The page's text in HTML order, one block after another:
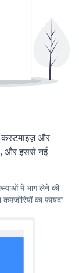
और
और इससे नई
में भाग लेने की
का फायदा